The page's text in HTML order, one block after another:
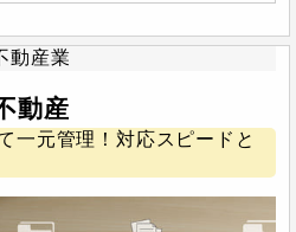
動産業
動産
一元管理！対応スピードと